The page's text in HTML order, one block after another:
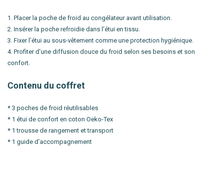
1. Placer la poche de froid au congélateur avant utilisation.
2. Insérer la poche refroidie dans l’étui en tissu.
3. Fixer l’étui au sous-vêtement comme une protection hygiénique.
4. Profiter d’une diffusion douce du froid selon ses besoins et son
confort.
Contenu du coffret
* 3 poches de froid réutilisables
* 1 étui de confort en coton Oeko-Tex
* 1 trousse de rangement et transport
* 1 guide d’accompagnement